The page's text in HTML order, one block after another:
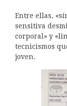
Entre ellas,
sensitiva
corporal» y
tecnicismos
joven.